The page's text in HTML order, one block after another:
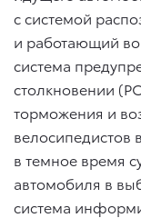
с системой
и работающий во
система
столкновении
торможения и
велосипедистов
в темное время
автомобиля в
система